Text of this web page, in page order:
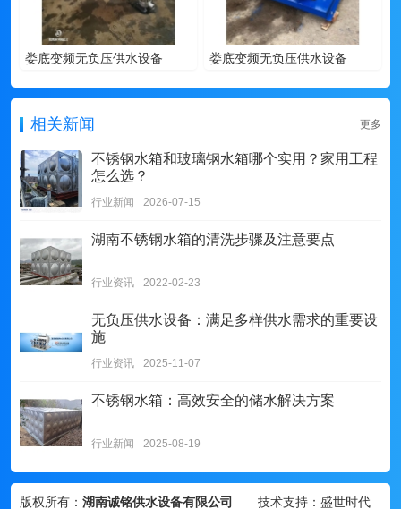
娄底变频无负压供水设备 娄底变频无负压供水设备
相关新闻 更多
不锈钢水箱和玻璃钢水箱哪个实用？家用工程
怎么选？
行业新闻 2026-07-15
湖南不锈钢水箱的清洗步骤及注意要点
行业资讯 2022-02-23
无负压供水设备：满足多样供水需求的重要设
施
行业资讯 2025-11-07
不锈钢水箱：高效安全的储水解决方案
行业新闻 2025-08-19
版权所有： 湖南诚铭供水设备有限公司 技术支持：盛世时代